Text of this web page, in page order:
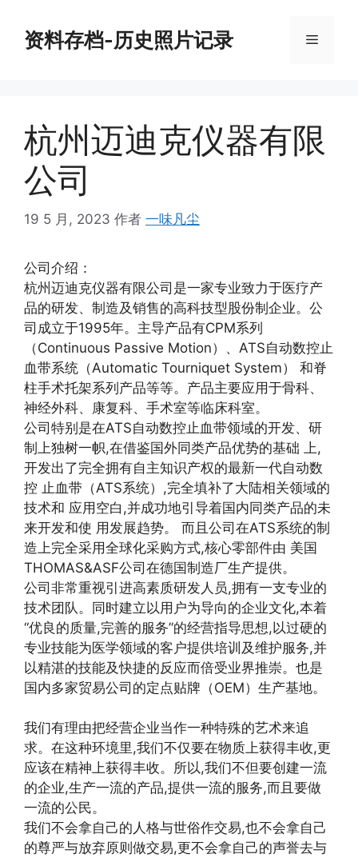
资料存档-历史照片记录 菜
杭州迈迪克仪器有限
公司
19 5 月, 2023 作者 一味凡尘
公司介绍：
杭州迈迪克仪器有限公司是一家专业致力于医疗产
品的研发、制造及销售的高科技型股份制企业。公
司成立于1995年。主导产品有CPM系列
（Continuous Passive Motion）、ATS自动数控止
血带系统（Automatic Tourniquet System） 和脊
柱手术托架系列产品等等。产品主要应用于骨科、
神经外科、康复科、手术室等临床科室。
公司特别是在ATS自动数控止血带领域的开发、研
制上独树一帜,在借鉴国外同类产品优势的基础 上,
开发出了完全拥有自主知识产权的最新一代自动数
控 止血带（ATS系统）,完全填补了大陆相关领域的
技术和 应用空白,并成功地引导着国内同类产品的未
来开发和使 用发展趋势。 而且公司在ATS系统的制
造上完全采用全球化采购方式,核心零部件由 美国
THOMAS&ASF公司在德国制造厂生产提供。
公司非常重视引进高素质研发人员,拥有一支专业的
技术团队。同时建立以用户为导向的企业文化,本着
“优良的质量,完善的服务”的经营指导思想,以过硬的
专业技能为医学领域的客户提供培训及维护服务,并
以精湛的技能及快捷的反应而倍受业界推崇。也是
国内多家贸易公司的定点贴牌（OEM）生产基地。
我们有理由把经营企业当作一种特殊的艺术来追
求。在这种环境里,我们不仅要在物质上获得丰收,更
应该在精神上获得丰收。所以,我们不但要创建一流
的企业,生产一流的产品,提供一流的服务,而且要做
一流的公民。
我们不会拿自己的人格与世俗作交易,也不会拿自己
的尊严与放弃原则做交易,更不会拿自己的声誉去与